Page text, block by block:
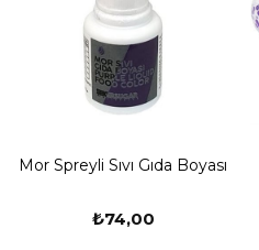
Mor Spreyli Sıvı Gıda Boyası
₺74,00